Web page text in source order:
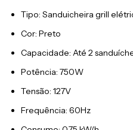
Tipo: Sanduicheira grill
Cor: Preto
Capacidade: Até 2
Potência: 750W
Tensão: 127V
Frequência: 60Hz